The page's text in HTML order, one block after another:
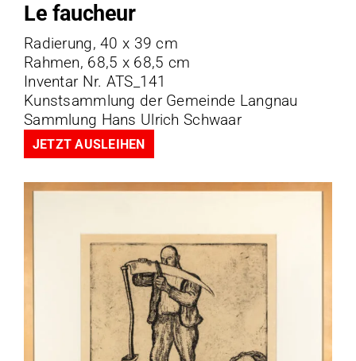
Le faucheur
Radierung, 40 x 39 cm
Rahmen, 68,5 x 68,5 cm
Inventar Nr. ATS_141
Kunstsammlung der Gemeinde Langnau
Sammlung Hans Ulrich Schwaar
JETZT AUSLEIHEN